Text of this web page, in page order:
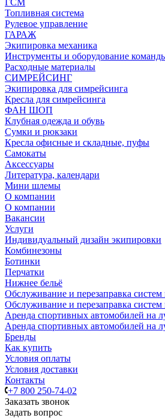
ГСМ
Топливная система
Рулевое управление
ГАРАЖ
Экипировка механика
Инструменты и оборудование
Расходные материалы
СИМРЕЙСИНГ
Экипировка для симрейсинга
Кресла для симрейсинга
ФАН ШОП
Клубная одежда и обувь
Сумки и рюкзаки
Кресла офисные и складные, пуфы
Самокаты
Аксессуары
Литература, календари
Мини шлемы
О компании
О компании
Вакансии
Услуги
Индивидуальный дизайн экипировки
Комбинезоны
Ботинки
Перчатки
Нижнее бельё
Обслуживание и перезаправка
Обслуживание и перезаправка
Аренда спортивных автомобилей на
Аренда спортивных автомобилей на
Бренды
Как купить
Условия оплаты
Условия доставки
Контакты
+7 800 250-74-02
Заказать звонок
Задать вопрос